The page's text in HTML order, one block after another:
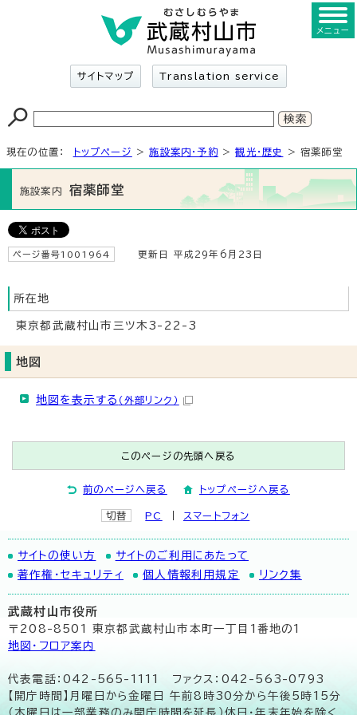
サイトマップ Translation service
メニュー
現在の位置： トップページ >施設案内・予約 >観光・歴史 > 宿薬師堂
施設案内 宿薬師堂
ページ番号1001964 更新日 平成29年6月23日
所在地
東京都武蔵村山市三ツ木3-22-3
地図
地図を表示する （外部リンク）
このページの先頭へ戻る
前のページへ戻る トップページへ戻る
切替 PC スマートフォン
サイトの使い方
サイトのご利用にあたって
著作権・セキュリティ
個人情報利用規定 リンク集
武蔵村山市役所
〒208-8501 東京都武蔵村山市本町一丁目1番地の1
地図･フロア案内
代表電話：042-565-1111 ファクス：042-563-0793
【開庁時間】月曜日から金曜日 午前8時30分から午後5時15分
（木曜日は一部業務のみ開庁時間を延長）休日・年末年始を除く